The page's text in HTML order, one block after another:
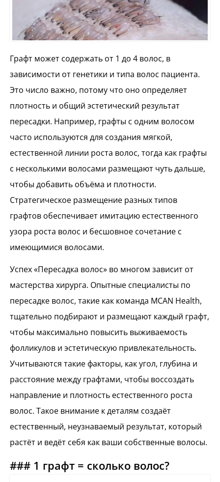
Графт может содержать от 1 до 4 волос, в
зависимости от генетики и типа волос пациента.
Это число важно, потому что оно определяет
плотность и общий эстетический результат
пересадки. Например, графты с одним волосом
часто используются для создания мягкой,
естественной линии роста волос, тогда как графты
с несколькими волосами размещают чуть дальше,
чтобы добавить объёма и плотности.
Стратегическое размещение разных типов
графтов обеспечивает имитацию естественного
узора роста волос и бесшовное сочетание с
имеющимися волосами.
Успех «Пересадка волос» во многом зависит от
мастерства хирурга. Опытные специалисты по
пересадке волос, такие как команда MCAN Health,
тщательно подбирают и размещают каждый графт,
чтобы максимально повысить выживаемость
фолликулов и эстетическую привлекательность.
Учитываются такие факторы, как угол, глубина и
расстояние между графтами, чтобы воссоздать
направление и плотность естественного роста
волос. Такое внимание к деталям создаёт
естественный, неузнаваемый результат, который
растёт и ведёт себя как ваши собственные волосы.
### 1 графт = сколько волос?